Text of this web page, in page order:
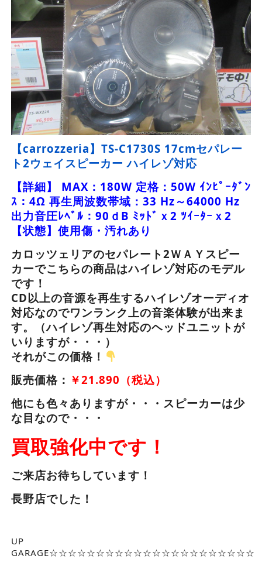
【carrozzeria】TS-C1730S 17cmセパレー
ト2ウェイスピーカー ハイレゾ対応
【詳細】 MAX：180W 定格：50W ｲﾝﾋﾟｰﾀﾞﾝ
ｽ：4Ω 再生周波数帯域：33 Hz～64000 Hz
出力音圧ﾚﾍﾞﾙ：90ｄB ﾐｯﾄﾞｘ2 ﾂｲｰﾀｰｘ2
【状態】使用傷・汚れあり
カロッツェリアのセパレート2ＷＡＹスピー
カーでこちらの商品はハイレゾ対応のモデル
です！
CD以上の音源を再生するハイレゾオーディオ
対応なのでワンランク上の音楽体験が出来ま
す。（ハイレゾ再生対応のヘッドユニットが
いりますが・・・）
それがこの価格！
販売価格： ￥21.890（税込）
他にも色々ありますが・・・スピーカーは少
な目なので・・・
買取強化中です！
ご来店お待ちしています！
長野店でした！
UP
GARAGE☆☆☆☆☆☆☆☆☆☆☆☆☆☆☆☆☆☆☆☆☆☆